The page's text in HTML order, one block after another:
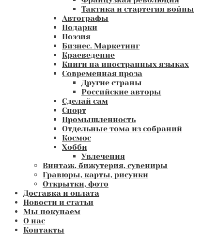
Тактика и стартегия войны
Автографы
Подарки
Поэзия
Бизнес. Маркетинг
Краеведение
Книги на иностранных языках
Современная проза
Другие страны
Российские авторы
Сделай сам
Спорт
Промышленность
Отдельные тома из собраний
Космос
Хобби
Увлечения
Винтаж, бижутерия, сувениры
Гравюры, карты, рисунки
Открытки, фото
Доставка и оплата
Новости и статьи
Мы покупаем
О нас
Контакты